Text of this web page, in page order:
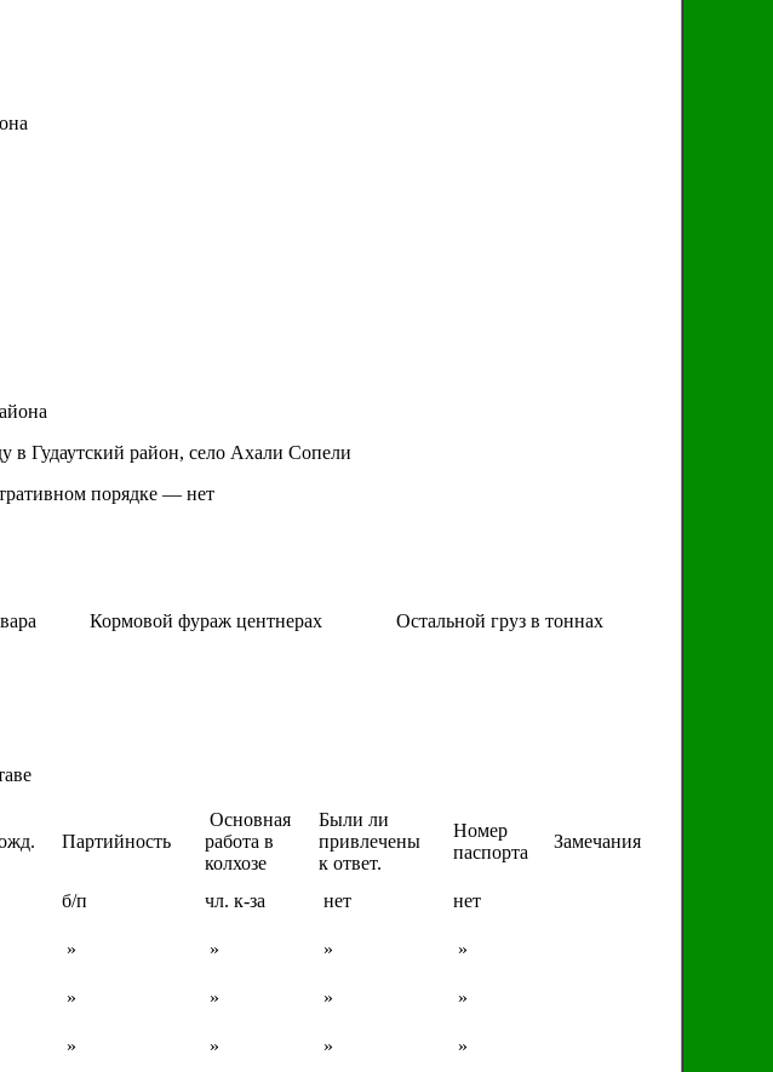
в Гудаутский район, село Ахали Сопели
порядке — нет
Кормовой фураж центнерах Остальной груз в тоннах
Партийность
Основная
работа в
колхозе
Были ли
привлечены
к ответ.
Номер
паспорта
Замечания
б/п чл. к-за нет нет
» » » »
» » » »
» » » »